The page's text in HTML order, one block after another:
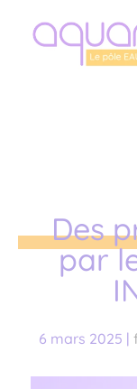
Des
par
6 mars 2025 |